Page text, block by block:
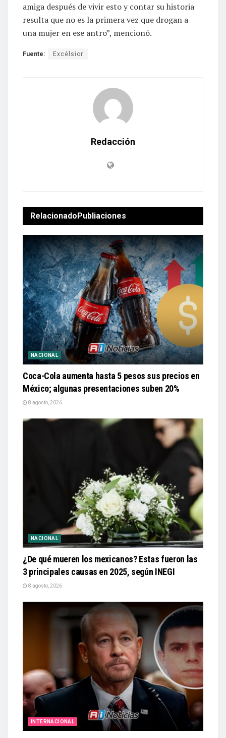
amiga después de vivir esto y contar su historia
resulta que no es la primera vez que drogan a
una mujer en ese antro”, mencionó.
Fuente: Excélsior
Redacción
RelacionadoPubliaciones
NACIONAL
Coca-Cola aumenta hasta 5 pesos sus precios en
México; algunas presentaciones suben 20%
8 agosto, 2026
NACIONAL
¿De qué mueren los mexicanos? Estas fueron las
3 principales causas en 2025, según INEGI
8 agosto, 2026
INTERNACIONAL